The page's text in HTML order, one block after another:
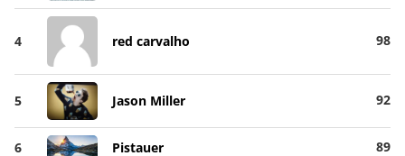
4 red carvalho 98
5 Jason Miller 92
6 Pistauer 89